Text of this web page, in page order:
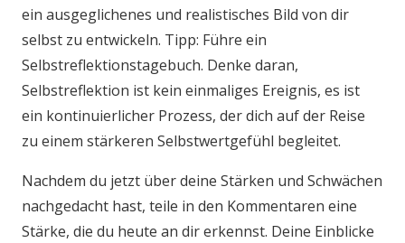
ein ausgeglichenes und realistisches Bild von dir
selbst zu entwickeln. Tipp: Führe ein
Selbstreflektionstagebuch. Denke daran,
Selbstreflektion ist kein einmaliges Ereignis, es ist
ein kontinuierlicher Prozess, der dich auf der Reise
zu einem stärkeren Selbstwertgefühl begleitet.
Nachdem du jetzt über deine Stärken und Schwächen
nachgedacht hast, teile in den Kommentaren eine
Stärke, die du heute an dir erkennst. Deine Einblicke